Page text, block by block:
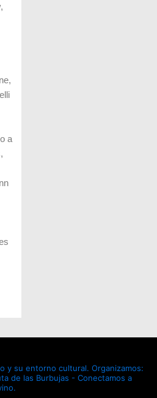
a
y su entorno cultural. Organizamos:
de las Burbujas - Conectamos a